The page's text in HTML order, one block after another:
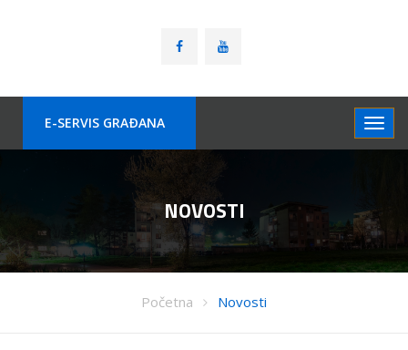
E-SERVIS GRAÐANA
NOVOSTI
Početna Novosti